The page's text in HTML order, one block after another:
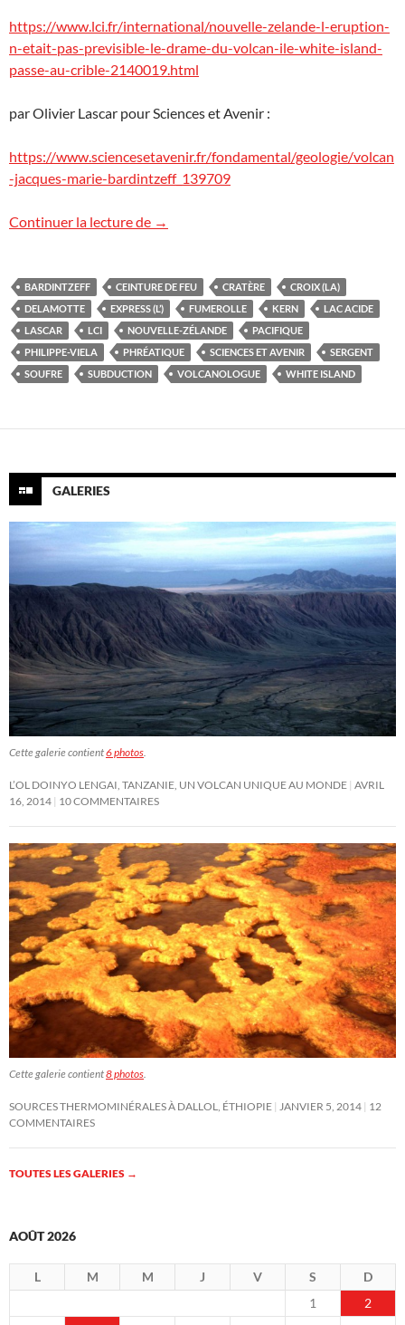
https://www.lci.fr/international/nouvelle-zelande-l-eruption-
n-etait-pas-previsible-le-drame-du-volcan-ile-white-island-
passe-au-crible-2140019.html
par Olivier Lascar pour Sciences et Avenir :
https://www.sciencesetavenir.fr/fondamental/geologie/volcan
-jacques-marie-bardintzeff_139709
Continuer la lecture de White Island, Nouvelle-Zélande
→
BARDINTZEFF CEINTURE DE FEU CRATÈRE
CROIX (LA)
DELAMOTTE
EXPRESS (L’) FUMEROLLE KERN
LAC ACIDE
LASCAR
LCI NOUVELLE-ZÉLANDE
PACIFIQUE
PHILIPPE-VIELA
PHRÉATIQUE SCIENCES ET AVENIR
SERGENT
SOUFRE
SUBDUCTION VOLCANOLOGUE WHITE ISLAND
GALERIES
Cette galerie contient6 photos.
L’OL DOINYO LENGAI, TANZANIE, UN VOLCAN UNIQUE AU MONDE AVRIL
16, 2014 10 COMMENTAIRES
Cette galerie contient8 photos.
SOURCES THERMOMINÉRALES À DALLOL, ÉTHIOPIE JANVIER 5, 2014 12
COMMENTAIRES
TOUTES LES GALERIES →
AOÛT 2026
L M M J V S
D
1
2